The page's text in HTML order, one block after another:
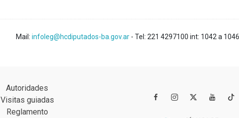
Mail: infoleg@hcdiputados-ba.gov.ar - Tel: 221 4297100 int: 1042 a
Autoridades
Visitas guiadas
Reglamento
 